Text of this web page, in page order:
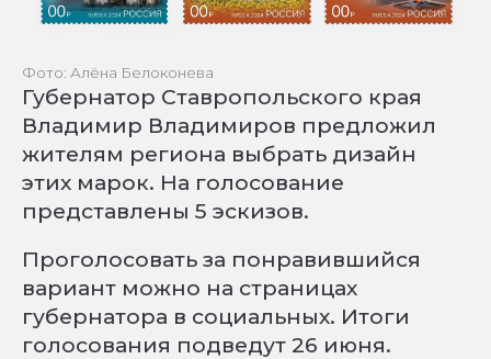
Фото: Алёна Белоконева
Губернатор Ставропольского края
Владимир Владимиров предложил
жителям региона выбрать дизайн
этих марок. На голосование
представлены 5 эскизов.
Проголосовать за понравившийся
вариант можно на страницах
губернатора в социальных. Итоги
голосования подведут 26 июня.